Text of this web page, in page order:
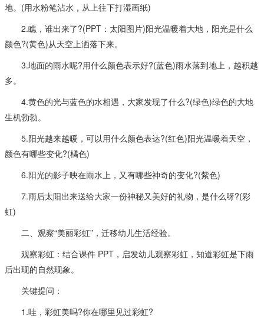
地。(用水粉笔沾水，从上往下打湿画纸)
2.瞧，谁出来了?(PPT：太阳图片)阳光温暖着大地，阳光是什么
颜色?(黄色)从天空上洒落下来。
3.地面的雨水呢?用什么颜色表示好?(蓝色)雨水落到地上，越积越
多。
4.黄色的光与蓝色的水相遇，大家发现了什么?(绿色)绿色的大地
生机勃勃。
5.阳光越来越暖，可以用什么颜色表达?(红色)阳光温暖着天空，
颜色有哪些变化?(橘色)
6.阳光的影子映在雨水上，又有哪些神奇的变化?(紫色)
7.雨后太阳出来送给大家一份神秘又美好的礼物，是什么呀?(彩
虹)
二、观察“美丽彩虹”，迁移幼儿生活经验。
观察彩虹：结合课件 PPT，启发幼儿观察彩虹，知道彩虹是下雨
后出现的自然现象。
关键提问：
1.哇，彩虹美吗?你在哪里见过彩虹?